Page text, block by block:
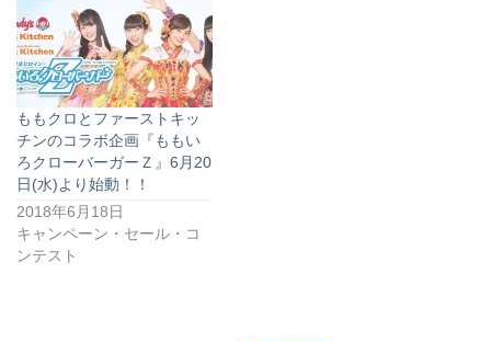
ももクロとファーストキッ
チンのコラボ企画『ももい
ろクローバーガーＺ』6月20
日(水)より始動！！
2018年6月18日
キャンペーン・セール・コ
ンテスト